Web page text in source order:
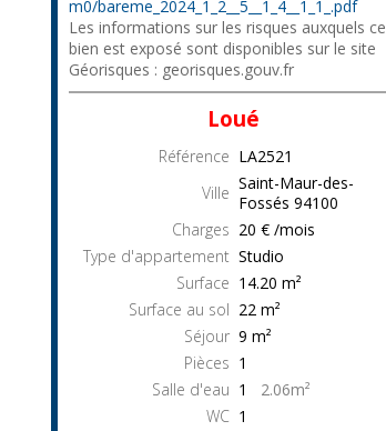
m0/bareme_2024_1_2__5__1_4__1_1_.pdf
Les informations sur les risques auxquels ce
bien est exposé sont disponibles sur le site
Géorisques : georisques.gouv.fr
Loué
Référence LA2521
Ville Saint-Maur-des-
Fossés 94100
Charges 20 € /mois
Type d'appartement Studio
Surface 14.20 m²
Surface au sol 22 m²
Séjour 9 m²
Pièces 1
Salle d'eau 1 2.06m²
WC 1